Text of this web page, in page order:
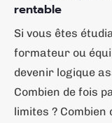
rentable
Si vous êtes
formateur ou
devenir logique
Combien de fois
limites ?